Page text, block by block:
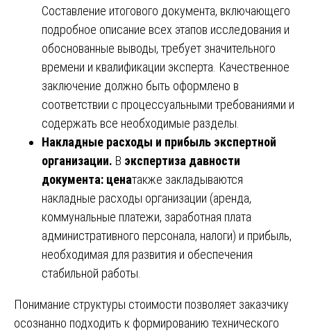
Составление итогового документа, включающего
подробное описание всех этапов исследования и
обоснованные выводы, требует значительного
времени и квалификации эксперта. Качественное
заключение должно быть оформлено в
соответствии с процессуальными требованиями и
содержать все необходимые разделы.
Накладные расходы и прибыль экспертной
организации. В экспертиза давности
документа: ценатакже закладываются
накладные расходы организации (аренда,
коммунальные платежи, заработная плата
административного персонала, налоги) и прибыль,
необходимая для развития и обеспечения
стабильной работы.
Понимание структуры стоимости позволяет заказчику
осознанно подходить к формированию технического